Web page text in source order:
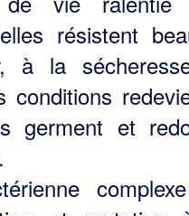
résistent
à la
conditions
germent et